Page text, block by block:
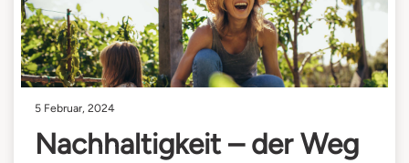
5 Februar, 2024
Nachhaltigkeit – der Weg